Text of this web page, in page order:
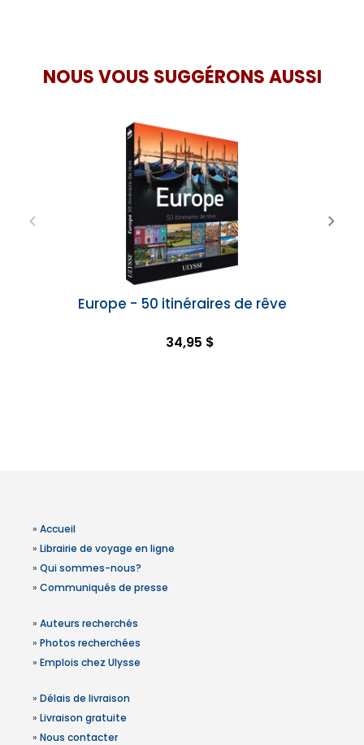
NOUS VOUS SUGGÉRONS AUSSI
Europe - 50 itinéraires de rêve
34,95 $
» Accueil
» Librairie de voyage en ligne
» Qui sommes-nous?
» Communiqués de presse
» Auteurs recherchés
» Photos recherchées
» Emplois chez Ulysse
» Délais de livraison
» Livraison gratuite
» Nous contacter